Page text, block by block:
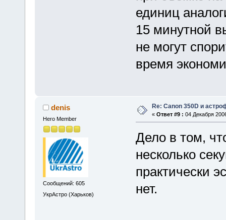
единиц
15 минутной
не могут
время
denis
Hero Member
Сообщений: 605
УкрАстро (Харьков)
Re: Canon 350D и
« Ответ #9 : 04 Декабря
Дело в том,
несколько
практически
нет.